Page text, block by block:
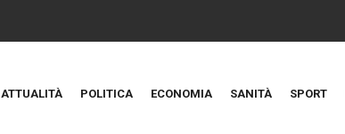
ATTUALITÀ POLITICA ECONOMIA SANITÀ SPORT